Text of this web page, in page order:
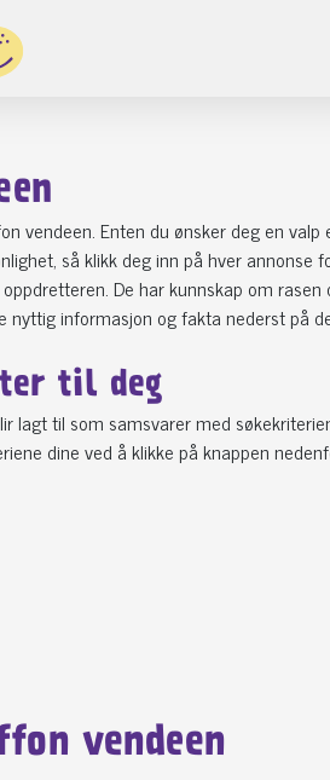
vendeen. Enten du ønsker deg en
så klikk deg inn på hver
De har kunnskap om
informasjon og fakta nederst på
til deg
lagt til som samsvarer med
dine ved å klikke på knappen
vendeen